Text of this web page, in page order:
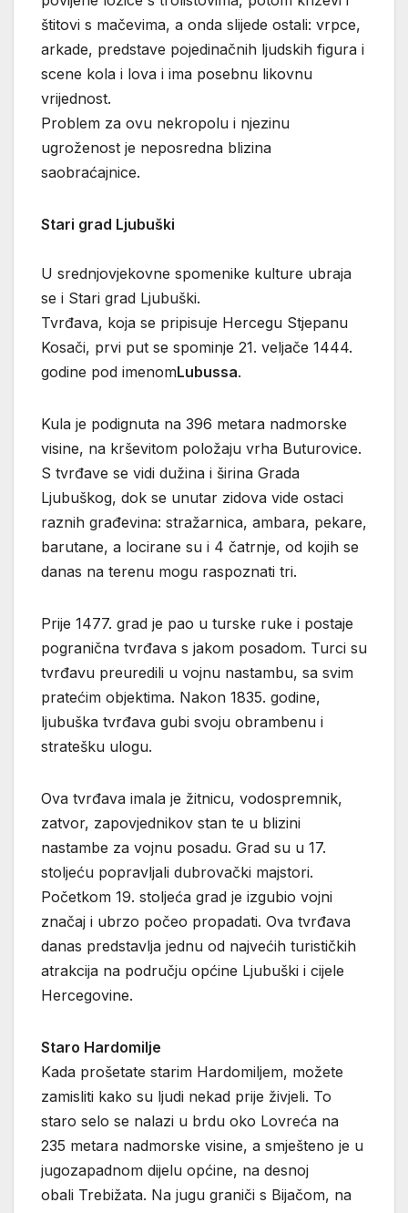
štitovi s mačevima, a onda slijede ostali: vrpce,
arkade, predstave pojedinačnih ljudskih figura i
scene kola i lova i ima posebnu likovnu
vrijednost.
Problem za ovu nekropolu i njezinu
ugroženost je neposredna blizina
saobraćajnice.
Stari grad Ljubuški
U srednjovjekovne spomenike kulture ubraja
se i Stari grad Ljubuški.
Tvrđava, koja se pripisuje Hercegu Stjepanu
Kosači, prvi put se spominje 21. veljače 1444.
godine pod imenomLubussa.
Kula je podignuta na 396 metara nadmorske
visine, na krševitom položaju vrha Buturovice.
S tvrđave se vidi dužina i širina Grada
Ljubuškog, dok se unutar zidova vide ostaci
raznih građevina: stražarnica, ambara, pekare,
barutane, a locirane su i 4 čatrnje, od kojih se
danas na terenu mogu raspoznati tri.
Prije 1477. grad je pao u turske ruke i postaje
pogranična tvrđava s jakom posadom. Turci su
tvrđavu preuredili u vojnu nastambu, sa svim
pratećim objektima. Nakon 1835. godine,
ljubuška tvrđava gubi svoju obrambenu i
stratešku ulogu.
Ova tvrđava imala je žitnicu, vodospremnik,
zatvor, zapovjednikov stan te u blizini
nastambe za vojnu posadu. Grad su u 17.
stoljeću popravljali dubrovački majstori.
Početkom 19. stoljeća grad je izgubio vojni
značaj i ubrzo počeo propadati. Ova tvrđava
danas predstavlja jednu od najvećih turističkih
atrakcija na području općine Ljubuški i cijele
Hercegovine.
Staro Hardomilje
Kada prošetate starim Hardomiljem, možete
zamisliti kako su ljudi nekad prije živjeli. To
staro selo se nalazi u brdu oko Lovreća na
235 metara nadmorske visine, a smješteno je u
jugozapadnom dijelu općine, na desnoj
obali Trebižata. Na jugu graniči s Bijačom, na